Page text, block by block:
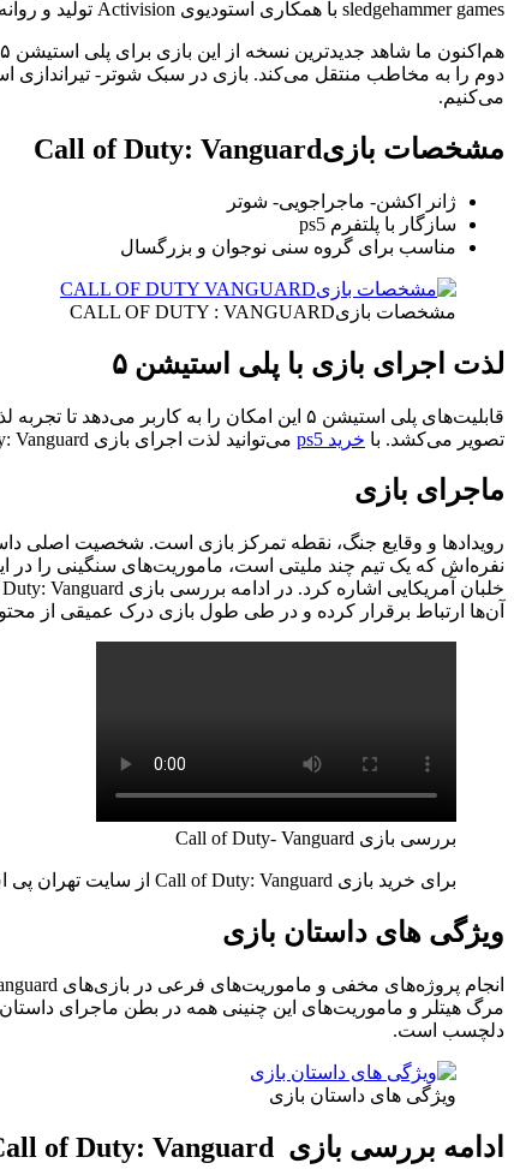
sledgehammer games با همکاری استودیوی Activision تولید و روانه بازار شد.
هم‌اکنون ما شاهد جدیدترین نسخه از این بازی برای پلی استیشن ۵ هستیم. کاربران می‌توانند برای
می‌کنیم.
مشخصات بازیCall of Duty: Vanguard
ژانر اکشن- ماجراجویی- شوتر
سازگار با پلتفرم ps5
مناسب برای گروه سنی نوجوان و بزرگسال
مشخصات بازیCALL OF DUTY : VANGUARD
لذت اجرای بازی با پلی استیشن ۵
قابلیت‌های پلی استیشن ۵ این امکان را به
تصویر می‌کشد. با خرید ps5 می‌توانید لذت اجرای بازی Call of Duty: Vanguard را چند برابر تجربه کنید.
ماجرای بازی
رویدادها و وقایع جنگ، نقطه تمرکز بازی است. شخصیت اصلی
نفره‌اش که یک تیم چند ملیتی است، ماموریت‌های سنگینی را در
آن‌ها ارتباط برقرار کرده و در طی طول بازی درک عمیقی از
بررسی بازی Call of Duty- Vanguard
برای خرید بازی Call of Duty: Vanguard از سایت تهران پی اس روی
ویژگی های داستان بازی
مرگ هیتلر و ماموریت‌های این چنینی همه در بطن ماجرای
دلچسب است.
ویژگی های داستان بازی
ادامه بررسی بازی Call of Duty: Vanguard